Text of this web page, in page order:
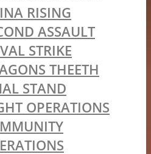
RISING
ASSAULT
STRIKE
THEETH
STAND
OPERATIONS